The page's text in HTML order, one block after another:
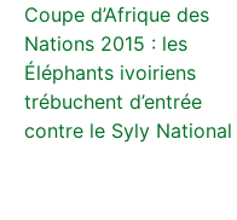
Coupe d’Afrique des
Nations 2015 : les
Éléphants ivoiriens
trébuchent d’entrée
contre le Syly National